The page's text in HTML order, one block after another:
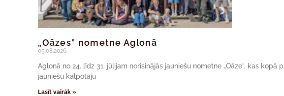
„Oāzes” nometne Aglonā
05.08.2026.
Aglonā no 24. līdz 31. jūlijam norisinājās jauniešu nometne „Oāze”, kas
jauniešu kalpotāju
Lasīt vairāk »